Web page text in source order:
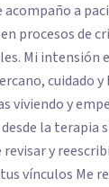
acompaño a
procesos de
Mi intensión
cuidado
viviendo y
y
vínculos Me